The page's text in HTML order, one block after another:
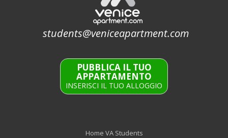
students@veniceapartment.com
PUBBLICA IL TUO
APPARTAMENTO
INSERISCI IL TUO ALLOGGIO
Home VA Students